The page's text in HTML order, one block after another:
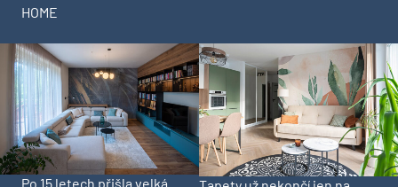
HOME
Po 15 letech přišla velká